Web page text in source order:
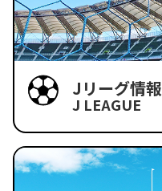
Jリーグ情報
J LEAGUE